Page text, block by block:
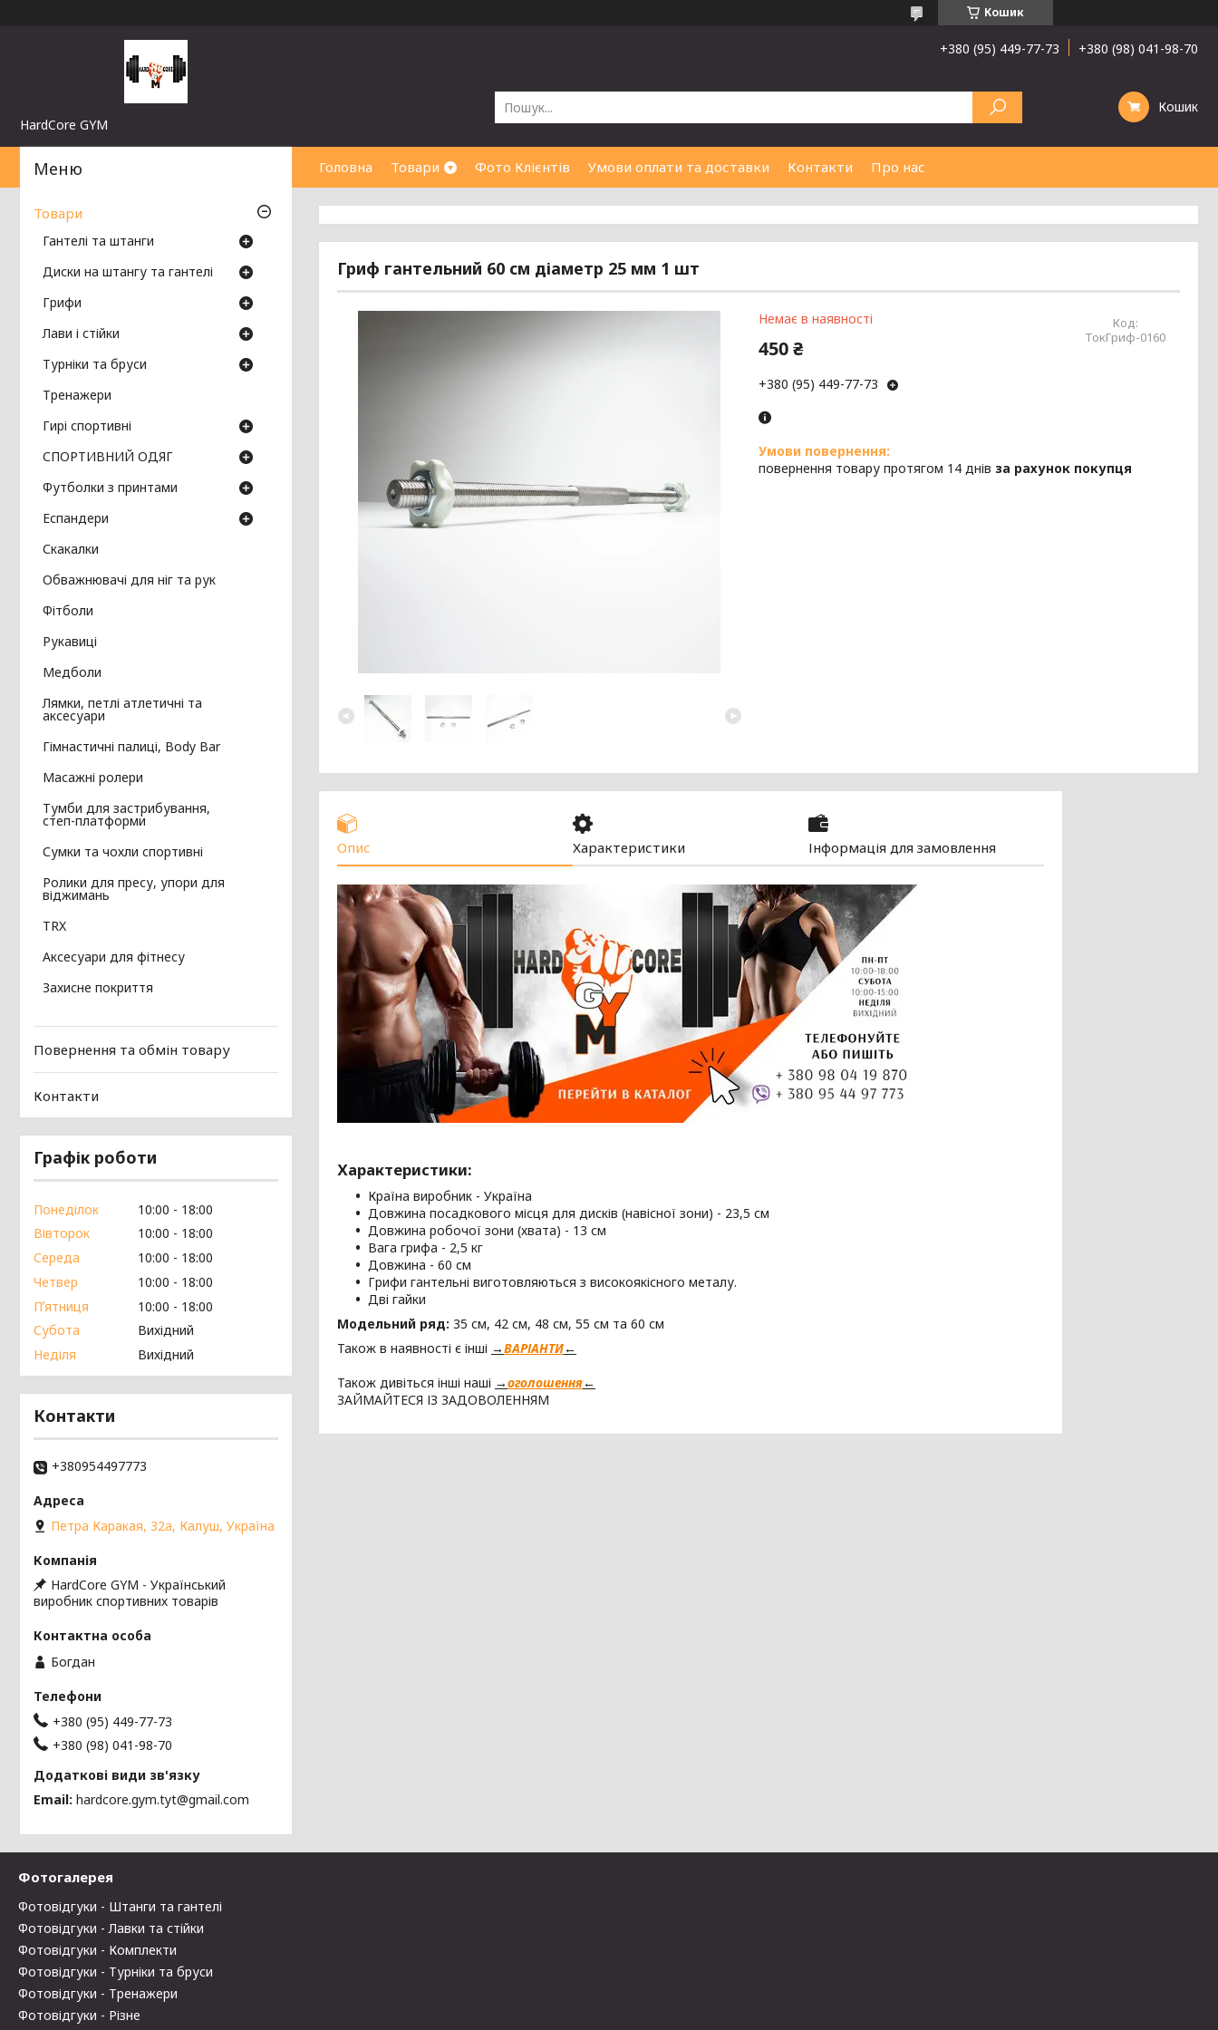
Кошик
HardCore GYM
+380 (95) 449-77-73 +380 (98) 041-98-70
Кошик
Головна Товари Фото Клієнтів Умови оплати та доставки Контакти Про нас
Гриф гантельний 60 см діаметр 25 мм 1 шт
Немає в наявності
Код:
ТокГриф-0160
450 ₴
+380 (95) 449-77-73
повернення товару протягом 14 днів за рахунок покупця
Опис Характеристики Інформація для замовлення
Характеристики:
Країна виробник - Україна
Довжина посадкового місця для дисків (навісної зони) - 23,5 см
Довжина робочої зони (хвата) - 13 см
Вага грифа - 2,5 кг
Довжина - 60 см
Грифи гантельні виготовляються з високоякісного металу.
Дві гайки
Модельний ряд: 35 см, 42 см, 48 см, 55 см та 60 см
Також в наявності є інші →ВАРІАНТИ←
Також дивіться інші наші →оголошення←
ЗАЙМАЙТЕСЯ ІЗ ЗАДОВОЛЕННЯМ
Товари
Гантелі та штанги
Диски на штангу та гантелі
Грифи
Лави і стійки
Турніки та бруси
Тренажери
Гирі спортивні
СПОРТИВНИЙ ОДЯГ
Футболки з принтами
Еспандери
Скакалки
Обважнювачі для ніг та рук
Фітболи
Рукавиці
Медболи
Лямки, петлі атлетичні та
аксесуари
Гімнастичні палиці, Body Bar
Масажні ролери
Тумби для застрибування,
степ-платформи
Сумки та чохли спортивні
Ролики для пресу, упори для
віджимань
TRX
Аксесуари для фітнесу
Захисне покриття
Повернення та обмін товару
Контакти
Графік роботи
Понеділок 10:00
18:00
Вівторок
10:00
18:00
Середа
10:00
18:00
Четвер
10:00
18:00
Пʼятниця
10:00
18:00
Субота
Вихідний
Неділя
Вихідний
Контакти
+380954497773
Петра Каракая, 32а, Калуш, Україна
HardCore GYM - Український
виробник спортивних товарів
Богдан
+380 (95) 449-77-73
+380 (98) 041-98-70
Email hardcore.gym.tyt@gmail.com
Фотогалерея
Фотовідгуки - Штанги та гантелі
Фотовідгуки - Лавки та стійки
Фотовідгуки - Комплекти
Фотовідгуки - Турніки та бруси
Фотовідгуки - Тренажери
Фотовідгуки - Різне